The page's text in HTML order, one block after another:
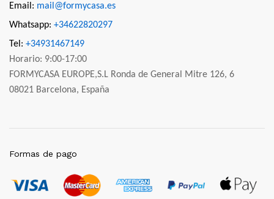
Email: mail@formycasa.es
Whatsapp: +34622820297
Tel: +34931467149
Horario: 9:00-17:00
FORMYCASA EUROPE,S.L Ronda de General Mitre 126, 6
08021 Barcelona, España
Formas de pago